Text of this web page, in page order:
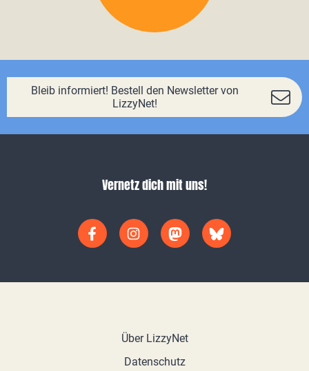
Bleib informiert! Bestell den Newsletter von
LizzyNet!
Vernetz dich mit uns!
Über LizzyNet
Datenschutz